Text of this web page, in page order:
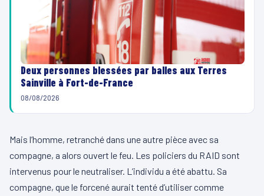
Deux personnes blessées par balles aux Terres
Sainville à Fort-de-France
08/08/2026
Mais l’homme, retranché dans une autre pièce avec sa
compagne, a alors ouvert le feu. Les policiers du RAID sont
intervenus pour le neutraliser. L’individu a été abattu. Sa
compagne, que le forcené aurait tenté d’utiliser comme